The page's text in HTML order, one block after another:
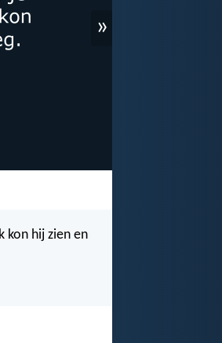
»
kon hij zien en